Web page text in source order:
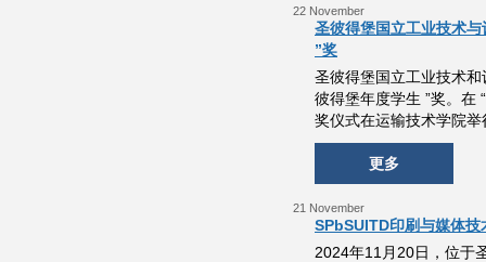
22 November
圣彼得堡国立工业技术
”奖
圣彼得堡国立工业技术
彼得堡年度学生 ”奖。在
奖仪式在运输技术学院举
更多
21 November
SPbSUITD印刷与媒体
2024年11月20日，位于